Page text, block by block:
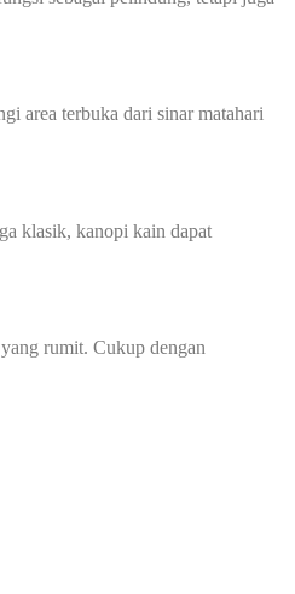
area terbuka dari sinar matahari
klasik, kanopi kain dapat
rumit. Cukup dengan